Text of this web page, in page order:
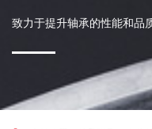
致力于提升轴承的性能和品